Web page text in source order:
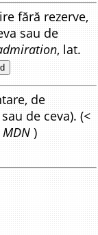
fără rezerve,
sau de
, lat.
de
de ceva). (<
MDN )